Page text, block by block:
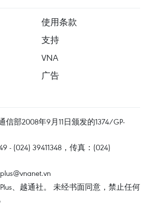
使用条款
支持
VNA
广告
部2008年9月11日颁发的1374/GP-
- (024) 39411348，传真：(024)
、越通社。 未经书面同意，禁止任何